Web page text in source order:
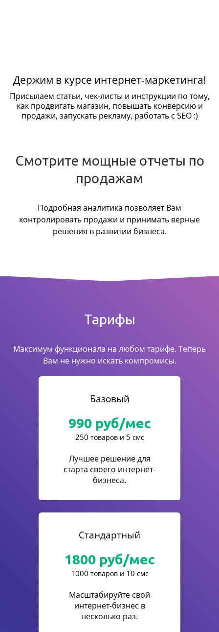
Держим в курсе интернет-маркетинга!
Присылаем статьи, чек-листы и инструкции по тому,
как продвигать магазин, повышать конверсию и
продажи, запускать рекламу, работать с SEO :)
Смотрите мощные отчеты по
продажам
Подробная аналитика позволяет Вам
контролировать продажи и принимать верные
решения в развитии бизнеса.
Тарифы
Максимум функционала на любом тарифе. Теперь
Вам не нужно искать компромисы.
Базовый
990 руб/мес
250 товаров и 5 смс
Лучшее решение для
старта своего интернет-
бизнеса.
Стандартный
1800 руб/мес
1000 товаров и 10 смс
Масштабируйте свой
интернет-бизнес в
несколько раз.